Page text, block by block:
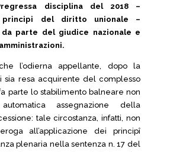
disciplina del 2018 –
principi del diritto unionale –
da parte del giudice nazionale e
l’odierna appellante, dopo la
sia resa acquirente del complesso
parte lo stabilimento balneare non
assegnazione della
tale circostanza, infatti, non
all’applicazione dei principî
plenaria nella sentenza n. 17 del